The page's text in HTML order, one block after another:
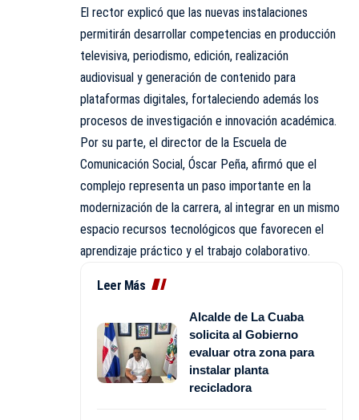
El rector explicó que las nuevas instalaciones
permitirán desarrollar competencias en producción
televisiva, periodismo, edición, realización
audiovisual y generación de contenido para
plataformas digitales, fortaleciendo además los
procesos de investigación e innovación académica.
Por su parte, el director de la Escuela de
Comunicación Social, Óscar Peña, afirmó que el
complejo representa un paso importante en la
modernización de la carrera, al integrar en un mismo
espacio recursos tecnológicos que favorecen el
aprendizaje práctico y el trabajo colaborativo.
Leer Más
Alcalde de La Cuaba
solicita al Gobierno
evaluar otra zona para
instalar planta
recicladora